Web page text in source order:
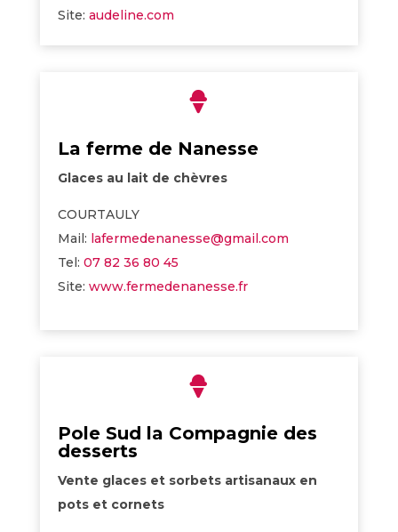
Site: audeline.com

La ferme de Nanesse
Glaces au lait de chèvres
COURTAULY
Mail: lafermedenanesse@gmail.com
Tel: 07 82 36 80 45
Site: www.fermedenanesse.fr

Pole Sud la Compagnie des
desserts
Vente glaces et sorbets artisanaux en
pots et cornets